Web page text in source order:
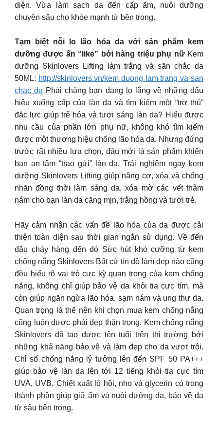
diện. Vừa làm sạch da đến cấp ẩm, nuôi dưỡng
chuyên sâu cho khỏe mạnh từ bên trong.
Tạm biệt nỗi lo lão hóa da với sản phẩm kem
dưỡng được ấn “like” bởi hàng triệu phụ nữKem
dưỡng Skinlovers Lifting làm trắng và săn chắc da
50ML: http://skinlovers.vn/kem duong lam trang va san
chac da Phải chăng bạn đang lo lắng về những dấu
hiệu xuống cấp của làn da và tìm kiếm một “trợ thủ”
đắc lực giúp trẻ hóa và tươi sáng làn da? Hiểu được
nhu cầu của phần lớn phụ nữ, không khó tìm kiếm
được một thương hiệu chống lão hóa da. Nhưng đứng
trước rất nhiều lựa chọn, đâu mới là sản phẩm khiến
bạn an tâm “trao gửi” làn da. Trải nghiệm ngay kem
dưỡng Skinlovers Lifting giúp nâng cơ, xóa và chống
nhăn đồng thời làm sáng da, xóa mờ các vết thâm
nám cho bạn làn da căng mịn, trắng hồng và tươi trẻ.
Hãy cảm nhận các vấn đề lão hóa của da được cải
thiện toàn diện sau thời gian ngắn sử dụng. Về đến
đâu cháy hàng đến đó Sức hút khó cưỡng từ kem
chống nắng Skinlovers Bất cứ tín đồ làm đẹp nào cũng
đều hiểu rõ vai trò cực kỳ quan trong của kem chống
nắng, không chỉ giúp bảo vệ da khỏi tia cực tím, mà
còn giúp ngăn ngừa lão hóa, sạm nám và ung thư da.
Quan trọng là thế nên khi chọn mua kem chống nắng
cũng luôn được phái đẹp thận trọng. Kem chống nắng
Skinlovers đã tạo được tên tuổi trên thị trường bởi
những khả năng bảo vệ và làm đẹp cho da vượt trội.
Chỉ số chống nắng lý tưởng lên đến SPF 50 PA+++
giúp bảo vệ làn da lên tới 12 tiếng khỏi tia cực tím
UVA, UVB. Chiết xuất lô hội, nho và glycerin có trong
thành phần giúp giữ ẩm và nuôi dưỡng da, bảo vệ da
từ sâu bên trong.